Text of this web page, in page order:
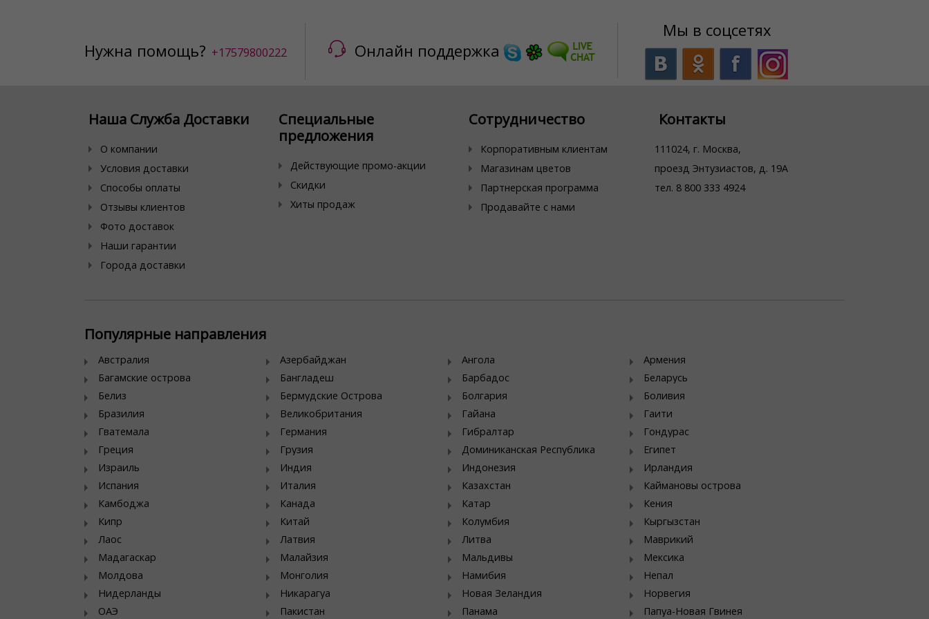
Нужна помощь? +17579800222 Онлайн поддержка
Мы в соцсетях
Наша Служба Доставки
О компании
Условия доставки
Способы оплаты
Отзывы клиентов
Фото доставок
Наши гарантии
Города доставки
Специальные
предложения
Действующие промо-акции
Скидки
Хиты продаж
Сотрудничество
Корпоративным клиентам
Магазинам цветов
Партнерская программа
Продавайте с нами
Контакты
111024, г. Москва,
проезд Энтузиастов, д. 19А
тел. 8 800 333 4924
Популярные направления
Австралия Азербайджан Ангола
Армения
Багамские острова
Бангладеш Барбадос
Беларусь
Белиз
Бермудские Острова Болгария
Боливия
Бразилия
Великобритания Гайана
Гаити
Гватемала
Германия Гибралтар
Гондурас
Греция
Грузия Доминиканская Республика
Египет
Израиль
Индия Индонезия
Ирландия
Испания
Италия Казахстан
Каймановы острова
Камбоджа
Канада Катар
Кения
Кипр
Китай Колумбия
Кыргызстан
Лаос
Латвия Литва
Маврикий
Мадагаскар
Малайзия Мальдивы
Мексика
Молдова
Монголия Намибия
Непал
Нидерланды
Никарагуа Новая Зеландия
Норвегия
ОАЭ
Пакистан Панама Папуа-Новая Гвинея